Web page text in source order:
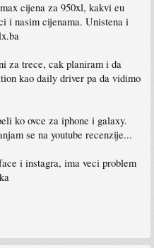
cijena za 950xl, kakvi eu
i nasim cijenama. Unistena i
za trece, cak planiram i da
kao daily driver pa da vidimo
ko ovce za iphone i galaxy.
se na youtube recenzije...
i instagra, ima veci problem